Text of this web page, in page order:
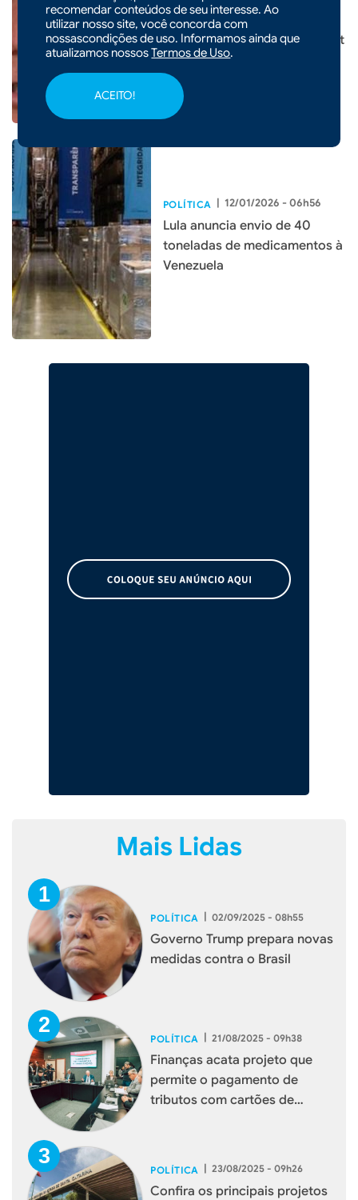
recomendar conteúdos de seu interesse. Ao
utilizar nosso site, você concorda com
nossascondições de uso. Informamos ainda que
atualizamos nossosTermos de Uso.
ACEITO!
livros para redução de pena
de Bolsonaro, mas nega Smart
TV
POLÍTICA | 12/01/2026 - 06h56
Lula anuncia envio de 40
toneladas de medicamentos à
Venezuela
Mais Lidas
POLÍTICA 02/09/2025 - 08h55
Governo Trump prepara novas
medidas contra o Brasil
POLÍTICA | 21/08/2025 - 09h38
Finanças acata projeto que
permite o pagamento de
tributos com cartões de
POLÍTICA | 23/08/2025 - 09h26
Confira os principais projetos